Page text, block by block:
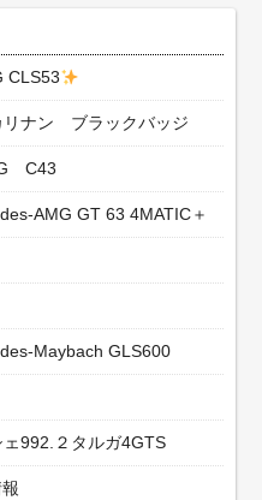
CLS53
ナン ブラックバッジ
C43
AMG GT 63 4MATIC＋
Maybach GLS600
992.２タルガ4GTS